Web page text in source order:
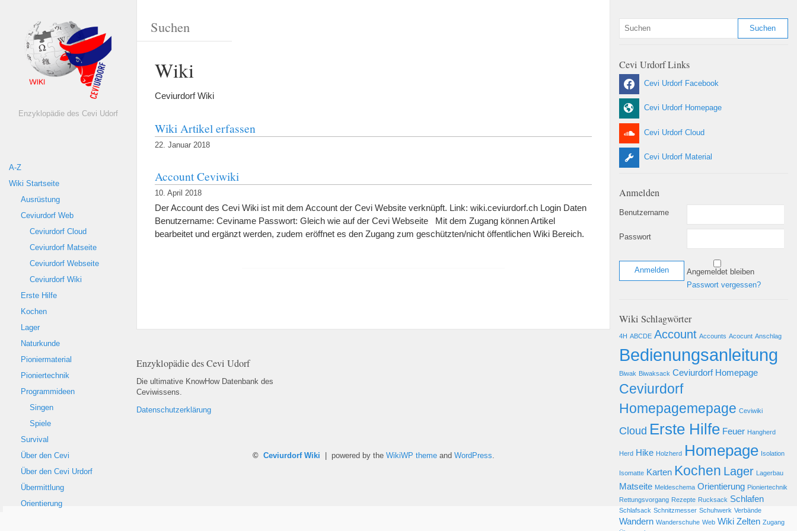
Enzyklopädie des Cevi Udorf
A-Z
Wiki Startseite
Ausrüstung
Ceviurdorf Web
Ceviurdorf Cloud
Ceviurdorf Matseite
Ceviurdorf Webseite
Ceviurdorf Wiki
Erste Hilfe
Kochen
Lager
Naturkunde
Pioniermaterial
Pioniertechnik
Programmideen
Singen
Spiele
Survival
Über den Cevi
Über den Cevi Urdorf
Übermittlung
Orientierung
Wiki
Ceviurdorf Wiki
Wiki Artikel erfassen
22. Januar 2018
Account Ceviwiki
10. April 2018
Der Account des Cevi Wiki ist mit dem Account der Cevi Website verknüpft. Link: wiki.ceviurdorf.ch Login Daten
Benutzername: Ceviname Passwort: Gleich wie auf der Cevi Webseite Mit dem Zugang können Artikel
bearbeitet und ergänzt werden, zudem eröffnet es den Zugang zum geschützten/nicht öffentlichen Wiki Bereich.
Cevi Urdorf Links
Cevi Urdorf Facebook
Cevi Urdorf Homepage
Cevi Urdorf Cloud
Cevi Urdorf Material
Anmelden
Benutzername
Passwort
Angemeldet bleiben
Passwort vergessen?
Wiki Schlagwörter
4H ABCDE Account Accounts Acocunt Anschlag
Bedienungsanleitung
Biwak Biwaksack Ceviurdorf Homepage
Ceviurdorf
Homepagemepage Ceviwiki
Cloud Erste Hilfe Feuer Hangherd
Herd Hike Holzherd Homepage Isolation
Isomatte Karten Kochen Lager Lagerbau
Matseite Meldeschema Orientierung Pioniertechnik
Rettungsvorgang Rezepte Rucksack Schlafen
Schlafsack Schnitzmesser Schuhwerk Verbände
Wandern Wanderschuhe Web Wiki Zelten Zugang
Enzyklopädie des Cevi Udorf
Die ultimative KnowHow Datenbank des
Ceviwissens.
Datenschutzerklärung
© Ceviurdorf Wiki | powered by the WikiWP themeand WordPress